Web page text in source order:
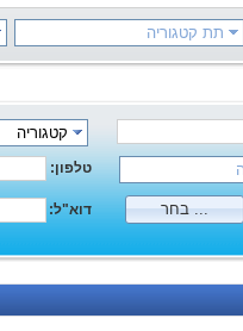
תת קטגוריה
קטגוריה
טלפון:
דוא"ל: